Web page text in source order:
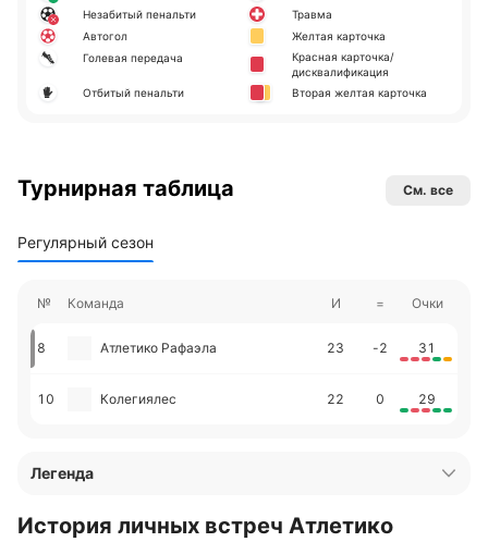
Незабитый пенальти
Автогол
Голевая передача
Отбитый пенальти
Травма
Желтая карточка
Красная карточка/
дисквалификация
Вторая желтая карточка
Турнирная таблица См. все
Регулярный сезон
№ Команда И = Очки
8 Атлетико Рафаэла 23 -2 31
10 Колегиялес 22 0 29
Легенда
История личных встреч Атлетико